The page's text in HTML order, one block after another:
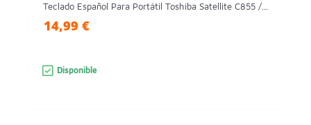
Teclado Español Para Portátil Toshiba Satellite C855 /...
14,99 €
Disponible